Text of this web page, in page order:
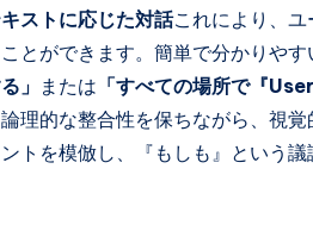
ストに応じた対話これにより、
とができます。簡単で分かりや
」 または 「すべての場所で『
理的な整合性を保ちながら、視
トを模倣し、『もしも』という